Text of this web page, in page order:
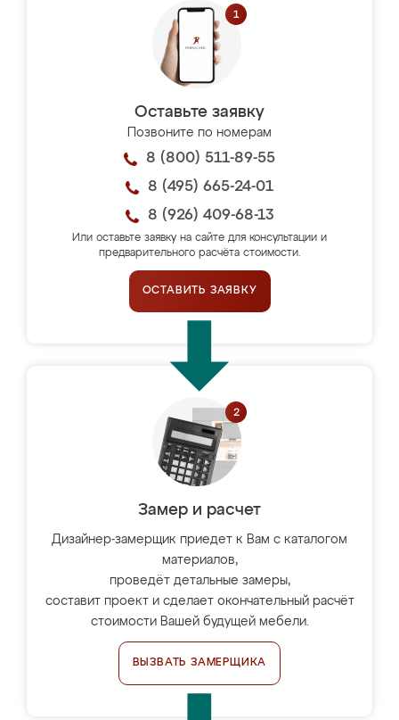
Оставьте заявку
Позвоните по номерам
8 (800) 511-89-55
8 (495) 665-24-01
8 (926) 409-68-13
Или оставьте заявку на сайте для консультации и
предварительного расчёта стоимости.
ОСТАВИТЬ ЗАЯВКУ
Замер и расчет
Дизайнер-замерщик приедет к Вам с каталогом
материалов,
проведёт детальные замеры,
составит проект и сделает окончательный расчёт
стоимости Вашей будущей мебели.
ВЫЗВАТЬ ЗАМЕРЩИКА